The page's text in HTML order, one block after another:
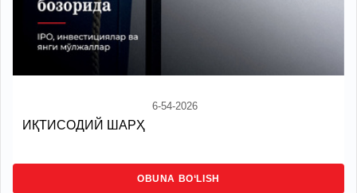
6-54-2026
ИҚТИСОДИЙ ШАРҲ
OBUNA BO‘LISH